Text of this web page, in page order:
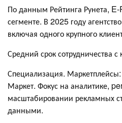
По данным Рейтинга Рунета,
сегменте. В 2025 году
включая одного крупного
Средний срок сотрудничества
Специализация.
Маркет. Фокус на аналитике,
масштабировании рекламных
данными.